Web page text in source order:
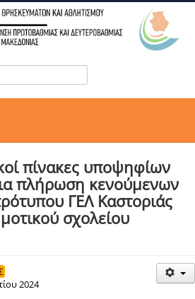
πίνακες υποψηφίων
πλήρωση κενούμενων
ΓΕΛ Καστοριάς
σχολείου
2024